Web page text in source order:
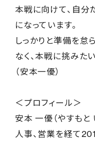
本戦に向けて、自分
になっています。
しっかりと準備を怠
なく、本戦に挑みた
（安本一優）
＜プロフィール＞
安本 一優（やすもと
人事、営業を経て